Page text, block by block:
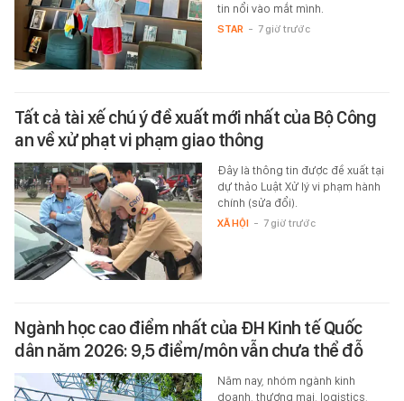
tin nổi vào mắt mình.
STAR - 7 giờ trước
Tất cả tài xế chú ý đề xuất mới nhất của Bộ Công
an về xử phạt vi phạm giao thông
Đây là thông tin được đề xuất tại
dự thảo Luật Xử lý vi phạm hành
chính (sửa đổi).
XÃ HỘI - 7 giờ trước
Ngành học cao điểm nhất của ĐH Kinh tế Quốc
dân năm 2026: 9,5 điểm/môn vẫn chưa thể đỗ
Năm nay, nhóm ngành kinh
doanh, thương mại, logistics,